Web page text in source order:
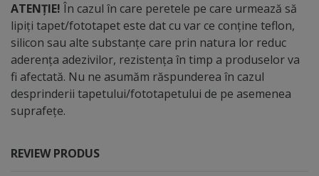
ATENȚIE! În cazul în care peretele pe care urmează să
lipiți tapet/fototapet este dat cu var ce conține teflon,
silicon sau alte substanțe care prin natura lor reduc
aderența adezivilor, rezistența în timp a produselor va
fi afectată. Nu ne asumăm răspunderea în cazul
desprinderii tapetului/fototapetului de pe asemenea
suprafețe.
REVIEW PRODUS